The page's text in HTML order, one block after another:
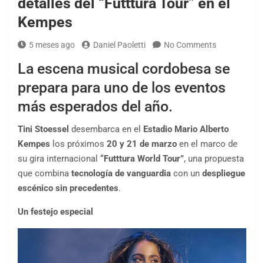
Kempes
5 meses ago Daniel Paoletti No Comments
La escena musical cordobesa se
prepara para uno de los eventos
más esperados del año.
Tini Stoessel desembarca en el Estadio Mario Alberto
Kempes los próximos 20 y 21 de marzo en el marco de
su gira internacional “Futttura World Tour”, una propuesta
que combina tecnología de vanguardia con un despliegue
escénico sin precedentes.
Un festejo especial